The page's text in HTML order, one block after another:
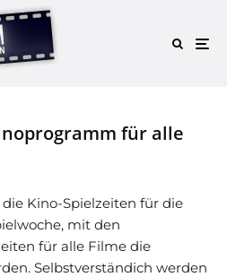
für alle
Kino-Spielzeiten für die
mit den
für alle Filme die
Selbstverständich werden